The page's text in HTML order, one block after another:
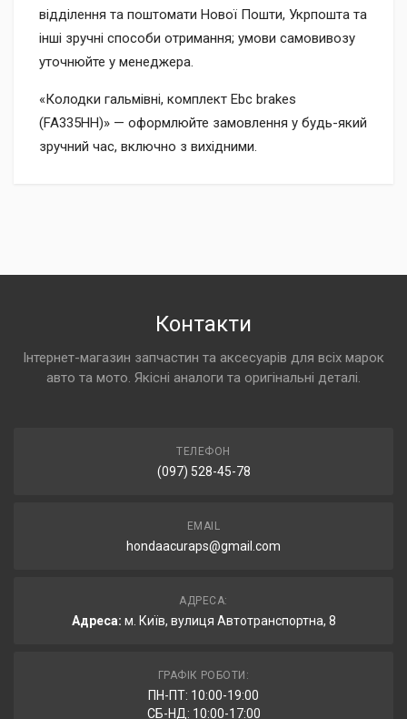
відділення та поштомати Нової Пошти, Укрпошта та
інші зручні способи отримання; умови самовивозу
уточнюйте у менеджера.
«Колодки гальмівні, комплект Ebc brakes
(FA335HH)» — оформлюйте замовлення у будь-який
зручний час, включно з вихідними.
Контакти
Інтернет-магазин запчастин та аксесуарів для всіх марок
авто та мото. Якісні аналоги та оригінальні деталі.
ТЕЛЕФОН
(097) 528-45-78
EMAIL
hondaacuraps@gmail.com
АДРЕСА:
Адреса: м. Київ, вулиця Автотранспортна, 8
ГРАФІК РОБОТИ:
ПН-ПТ: 10:00-19:00
СБ-НД: 10:00-17:00